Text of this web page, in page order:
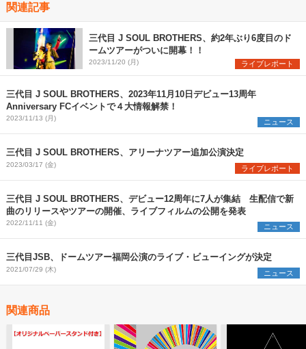
関連記事
三代目 J SOUL BROTHERS、約2年ぶり6度目のド
ームツアーがついに開幕！！
2023/11/20 (月) ライブレポート
三代目 J SOUL BROTHERS、2023年11月10日デビュー13周年
Anniversary FCイベントで４大情報解禁！
2023/11/13 (月) ニュース
三代目 J SOUL BROTHERS、アリーナツアー追加公演決定
2023/03/17 (金) ライブレポート
三代目 J SOUL BROTHERS、デビュー12周年に7人が集結 生配信で新
曲のリリースやツアーの開催、ライブフィルムの公開を発表
2022/11/11 (金) ニュース
三代目JSB、ドームツアー福岡公演のライブ・ビューイングが決定
2021/07/29 (木) ニュース
関連商品